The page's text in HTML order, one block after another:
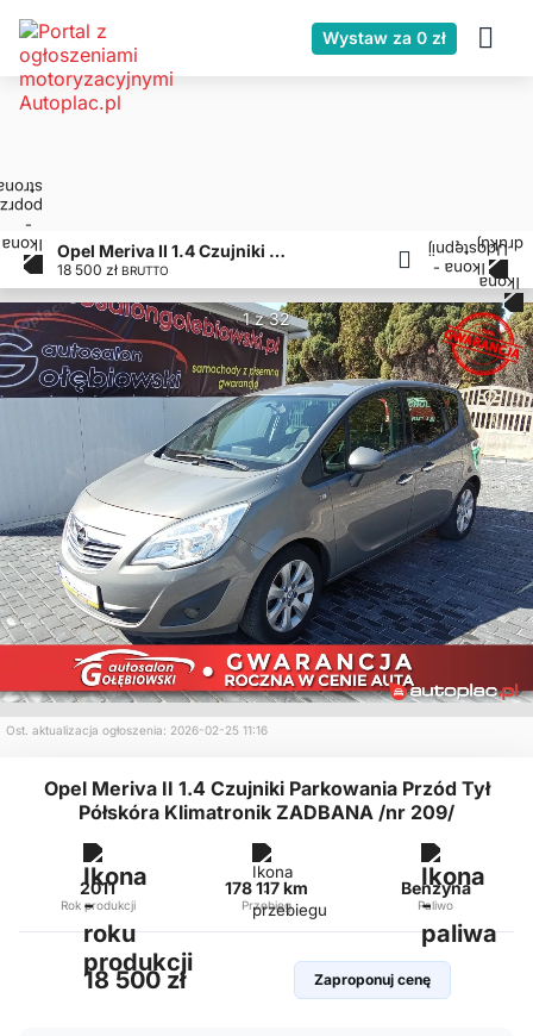
Wystaw za 0 zł
Opel Meriva II 1.4 Czujniki Parkowania Przód Tył Półskóra Klimatronik ZADBANA /nr 209/
18 500 zł BRUTTO
1 z 32
Ost. aktualizacja ogłoszenia: 2026-02-25 11:16
Opel Meriva II 1.4 Czujniki Parkowania Przód Tył
Półskóra Klimatronik ZADBANA /nr 209/
2011
Rok produkcji
178 117 km
Przebieg
Benzyna
Paliwo
18 500 zł Zaproponuj cenę